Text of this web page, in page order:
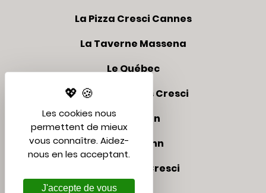
La Pizza Cresci Cannes
La Taverne Massena
Le Québec
Appartements Cresci
Le Club Inn
Le Share Inn
Résidences Cresci
Les cookies nous
permettent de mieux
vous connaître. Aidez-
nous en les acceptant.
J'accepte de vous